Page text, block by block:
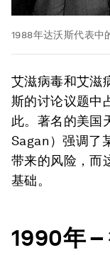
1988年达沃斯代表中
艾滋病毒和艾滋
斯的讨论议题中
此。著名的美国
Sagan）强调了
带来的风险，而
基础。
1990年–